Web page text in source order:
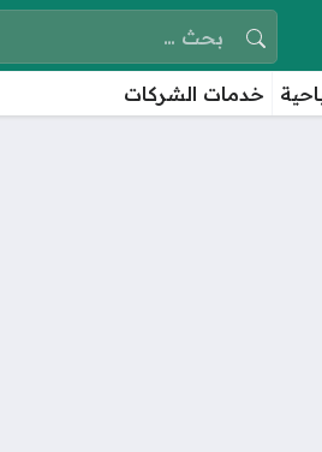
البحث عن:
خدمات الشركات